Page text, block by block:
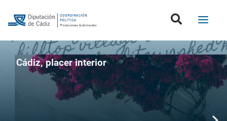
Cádiz, placer interior